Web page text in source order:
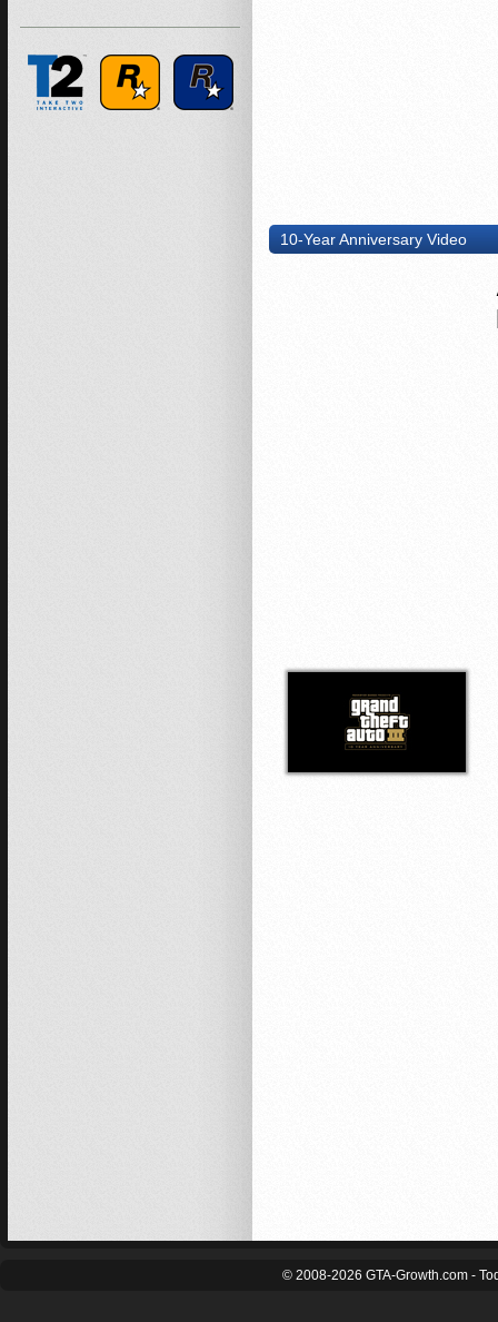
10-Year Anniversary Video
© 2008-2026 GTA-Growth.com -